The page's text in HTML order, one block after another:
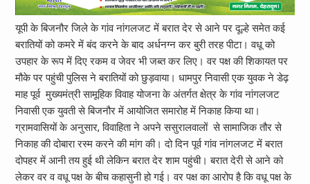
यूपी के बिजनौर जिले के गांव नांगलजट में बरात देर से आने पर दूल्हे समेत कई
बरातियों को कमरे में बंद करने के बाद अर्धनग्न कर बुरी तरह पीटा। वधू को
उपहार के रूप में दिए रकम व जेवर भी जब्त कर लिए। वर पक्ष की शिकायत पर
मौके पर पहुंची पुलिस ने बरातियों को छुड़वाया। धामपुर निवासी एक युवक ने डेढ़
माह पूर्व मुख्यमंत्री सामूहिक विवाह योजना के अंतर्गत क्षेत्र के गांव नांगलजट
निवासी एक युवती से बिजनौर में आयोजित समारोह में निकाह किया था।
ग्रामवासियों के अनुसार, विवाहिता ने अपने ससुरालवालों से सामाजिक तौर से
निकाह की दोबारा रस्म करने की मांग की। दो दिन पूर्व गांव नांगलजट में बरात
दोपहर में आनी तय हुई थी लेकिन बरात देर शाम पहुंची। बरात देरी से आने को
लेकर वर व वधू पक्ष के बीच कहासुनी हो गई। वर पक्ष का आरोप है कि वधू पक्ष के